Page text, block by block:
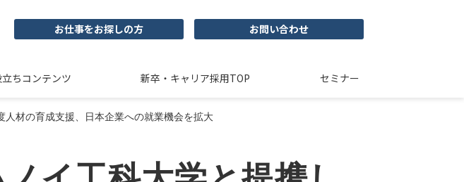
お仕事をお探しの方 お問い合わせ
立ちコンテンツ 新卒・キャリア採用TOP セミナー
人材の育成支援、日本企業への就業機会を拡大